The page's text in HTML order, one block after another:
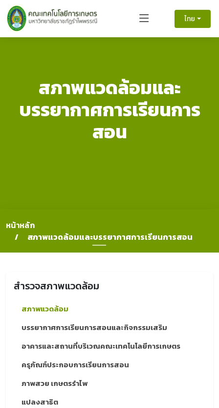
ไทย
สภาพแวดล้อมและ
บรรยากาศการเรียนการ
สอน
หน้าหลัก
สภาพแวดล้อมและบรรยากาศการเรียนการสอน
สำรวจสภาพแวดล้อม
สภาพแวดล้อม
บรรยากาศการเรียนการสอนและกิจกรรมเสริม
อาคารและสถานที่บริเวณคณะเทคโนโลยีการเกษตร
ครุภัณฑ์ประกอบการเรียนการสอน
ภาพสวย เกษตรรำไพ
แปลงสาธิต